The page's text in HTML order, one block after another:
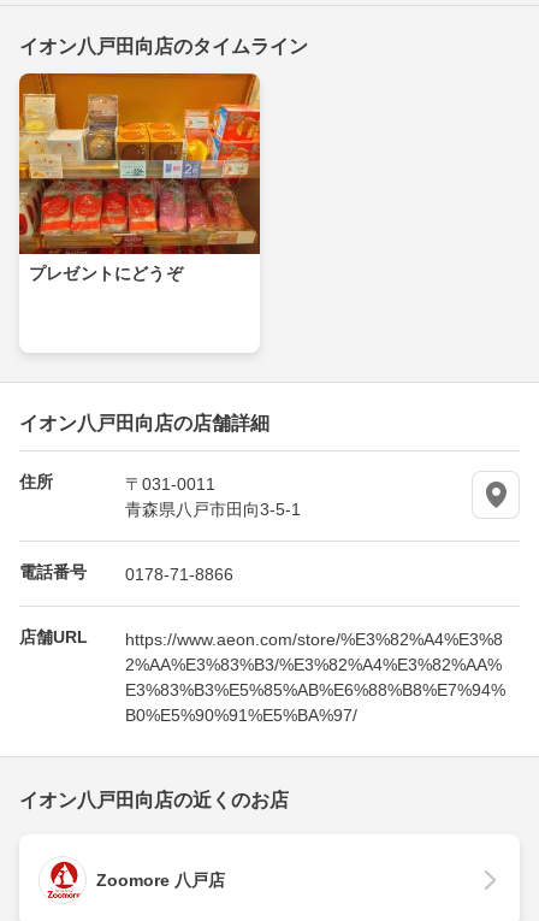
イオン八戸田向店のタイムライン
プレゼントにどうぞ
イオン八戸田向店の店舗詳細
住所
〒031-0011
青森県八戸市田向3-5-1
電話番号 0178-71-8866
店舗URL
https://www.aeon.com/store/%E3%82%A4%E3%8
2%AA%E3%83%B3/%E3%82%A4%E3%82%AA%
E3%83%B3%E5%85%AB%E6%88%B8%E7%94%
B0%E5%90%91%E5%BA%97/
イオン八戸田向店の近くのお店
Zoomore 八戸店